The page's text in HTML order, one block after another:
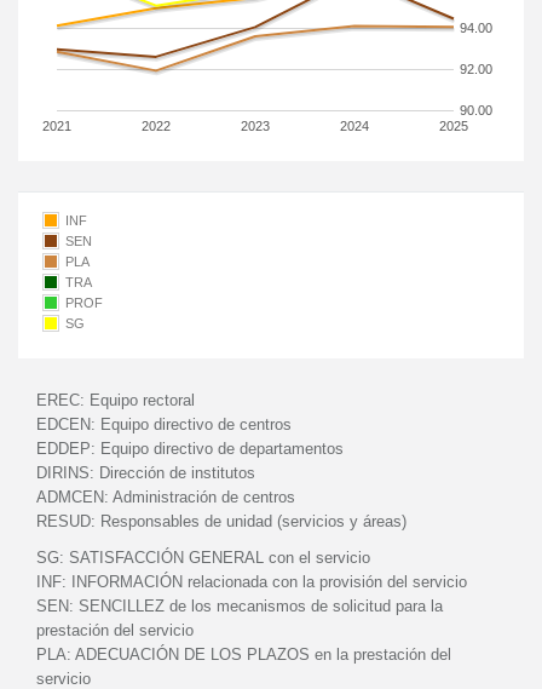
2021 2022 2023 2024 2025
90.00
92.00
94.00
INF
SEN
PLA
TRA
PROF
SG
EREC: Equipo rectoral
EDCEN: Equipo directivo de centros
EDDEP: Equipo directivo de departamentos
DIRINS: Dirección de institutos
ADMCEN: Administración de centros
RESUD: Responsables de unidad (servicios y áreas)
SG: SATISFACCIÓN GENERAL con el servicio
INF:
INFORMACIÓN relacionada con la provisión del servicio
SEN: SENCILLEZ de los mecanismos de solicitud para la
prestación del servicio
PLA: ADECUACIÓN DE LOS PLAZOS en la prestación del
servicio